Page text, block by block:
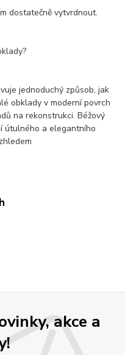
dostatečně vytvrdnout.
jednoduchý způsob, jak
obklady v moderní povrch
na rekonstrukci. Béžový
útulného a elegantního
akce a